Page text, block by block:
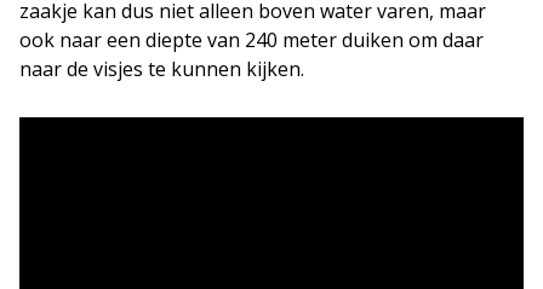
zaakje kan dus niet alleen boven water varen, maar
ook naar een diepte van 240 meter duiken om daar
naar de visjes te kunnen kijken.